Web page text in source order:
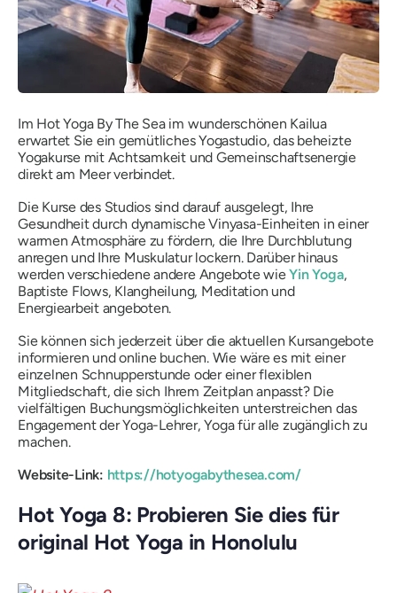
Im Hot Yoga By The Sea im wunderschönen Kailua
erwartet Sie ein gemütliches Yogastudio, das beheizte
Yogakurse mit Achtsamkeit und Gemeinschaftsenergie
direkt am Meer verbindet.
Die Kurse des Studios sind darauf ausgelegt, Ihre
Gesundheit durch dynamische Vinyasa-Einheiten in einer
warmen Atmosphäre zu fördern, die Ihre Durchblutung
anregen und Ihre Muskulatur lockern. Darüber hinaus
werden verschiedene andere Angebote wieYin Yoga,
Baptiste Flows, Klangheilung, Meditation und
Energiearbeit angeboten.
Sie können sich jederzeit über die aktuellen Kursangebote
informieren und online buchen. Wie wäre es mit einer
einzelnen Schnupperstunde oder einer flexiblen
Mitgliedschaft, die sich Ihrem Zeitplan anpasst? Die
vielfältigen Buchungsmöglichkeiten unterstreichen das
Engagement der Yoga-Lehrer, Yoga für alle zugänglich zu
machen.
Website-Link: https://hotyogabythesea.com/
Hot Yoga 8: Probieren Sie dies für
original Hot Yoga in Honolulu